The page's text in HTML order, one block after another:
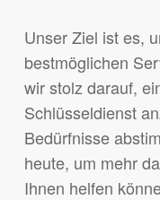
Unser Ziel ist es,
bestmöglichen
wir stolz darauf,
Schlüsseldienst
Bedürfnisse
heute, um mehr
Ihnen helfen